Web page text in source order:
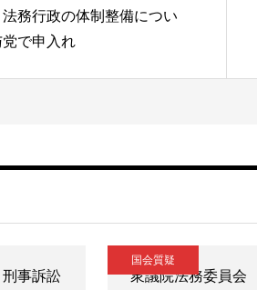
務行政の体制整備につい
で申入れ
事訴訟
国会質疑
衆議院法務委員